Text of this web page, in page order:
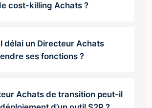
cost-killing Achats ?
délai un Directeur Achats
ses fonctions ?
Achats de transition peut-il